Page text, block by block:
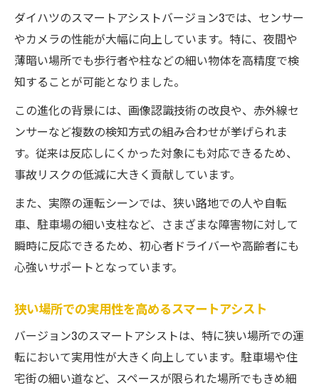
ダイハツのスマートアシストバージョン3では、センサー
やカメラの性能が大幅に向上しています。特に、夜間や
薄暗い場所でも歩行者や柱などの細い物体を高精度で検
知することが可能となりました。
この進化の背景には、画像認識技術の改良や、赤外線セ
ンサーなど複数の検知方式の組み合わせが挙げられま
す。従来は反応しにくかった対象にも対応できるため、
事故リスクの低減に大きく貢献しています。
また、実際の運転シーンでは、狭い路地での人や自転
車、駐車場の細い支柱など、さまざまな障害物に対して
瞬時に反応できるため、初心者ドライバーや高齢者にも
心強いサポートとなっています。
狭い場所での実用性を高めるスマートアシスト
バージョン3のスマートアシストは、特に狭い場所での運
転において実用性が大きく向上しています。駐車場や住
宅街の細い道など、スペースが限られた場所でもきめ細